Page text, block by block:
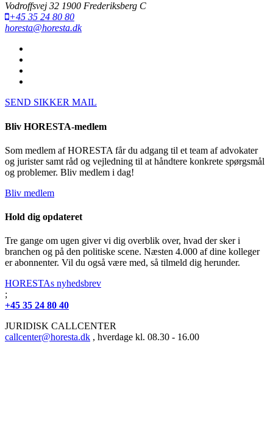
Vodroffsvej 32 1900 Frederiksberg C
+45 35 24 80 80
horesta@horesta.dk
SEND SIKKER MAIL
Bliv HORESTA-medlem
Som medlem af HORESTA får du adgang til et team af advokater
og jurister samt råd og vejledning til at håndtere konkrete spørgsmål
og problemer. Bliv medlem i dag!
Bliv medlem
Hold dig opdateret
Tre gange om ugen giver vi dig overblik over, hvad der sker i
branchen og på den politiske scene. Næsten 4.000 af dine kolleger
er abonnenter. Vil du også være med, så tilmeld dig herunder.
HORESTAs nyhedsbrev
;
+45 35 24 80 40
JURIDISK CALLCENTER
callcenter@horesta.dk , hverdage kl. 08.30 - 16.00